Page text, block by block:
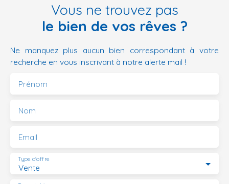
Vous ne trouvez pas
le bien de vos rêves ?
Ne manquez plus aucun bien correspondant à votre
recherche en vous inscrivant à notre alerte mail !
Prénom
Nom
Email
Vente
Type d'offre